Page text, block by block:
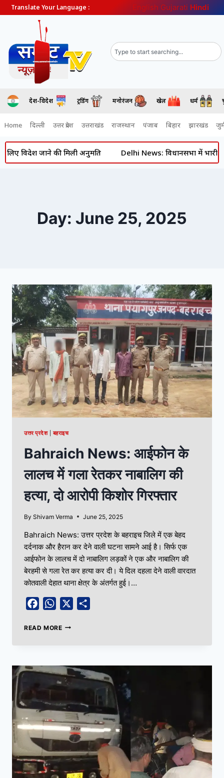
Translate Your Language : English Gujarati Hindi
देश-विदेश ट्रेंडिंग मनोरंजन खेल धर्म
Home दिल्ली उत्तर प्रदेश उत्तराखंड राजस्थान पंजाब बिहार झारखंड
की मिली अनुमति Delhi News: विधानसभा में भारी हंगामा- टी-
Day: June 25, 2025
उत्तर प्रदेश|बहराइच
Bahraich News: आईफोन के
लालच में गला रेतकर नाबालिग की
हत्या, दो आरोपी किशोर गिरफ्तार
By Shivam Verma June 25, 2025
Bahraich News: उत्तर प्रदेश के बहराइच जिले में एक बेहद
दर्दनाक और हैरान कर देने वाली घटना सामने आई है। सिर्फ एक
आईफोन के लालच में दो नाबालिग लड़कों ने एक और नाबालिग की
बेरहमी से गला रेत कर हत्या कर दी। ये दिल दहला देने वाली वारदात
कोतवाली देहात थाना क्षेत्र के अंतर्गत हुई।…
FacebookWhatsApp
READ MORE